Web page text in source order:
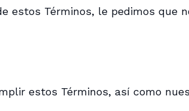
estos Términos, le pedimos que
estos Términos, así como